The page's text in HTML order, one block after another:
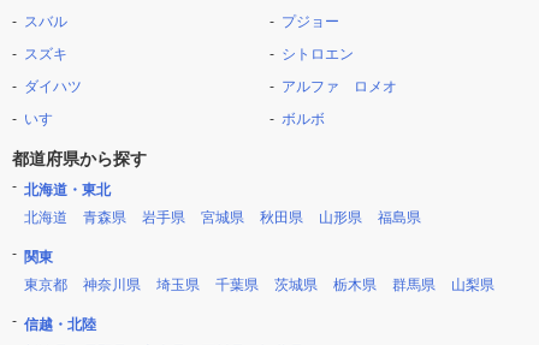
スバル
スズキ
ダイハツ
いすゞ
プジョー
シトロエン
アルファ ロメオ
ボルボ
都道府県から探す
北海道・東北
北海道
青森県 岩手県 宮城県 秋田県 山形県 福島県
関東
東京都
神奈川県 埼玉県 千葉県 茨城県 栃木県 群馬県 山梨県
信越・北陸